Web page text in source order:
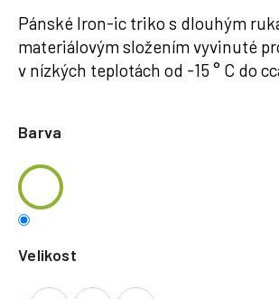
Pánské Iron-ic triko s dlouhým
materiálovým složením vyvinuté
v nízkých teplotách od -15 ° C do
Barva
Velikost
cena: